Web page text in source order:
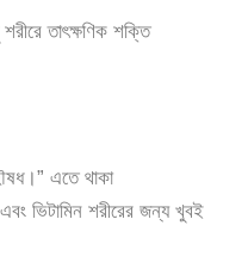
তাৎক্ষণিক শক্তি
এতে থাকা
এবং ভিটামিন শরীরের জন্য খুবই